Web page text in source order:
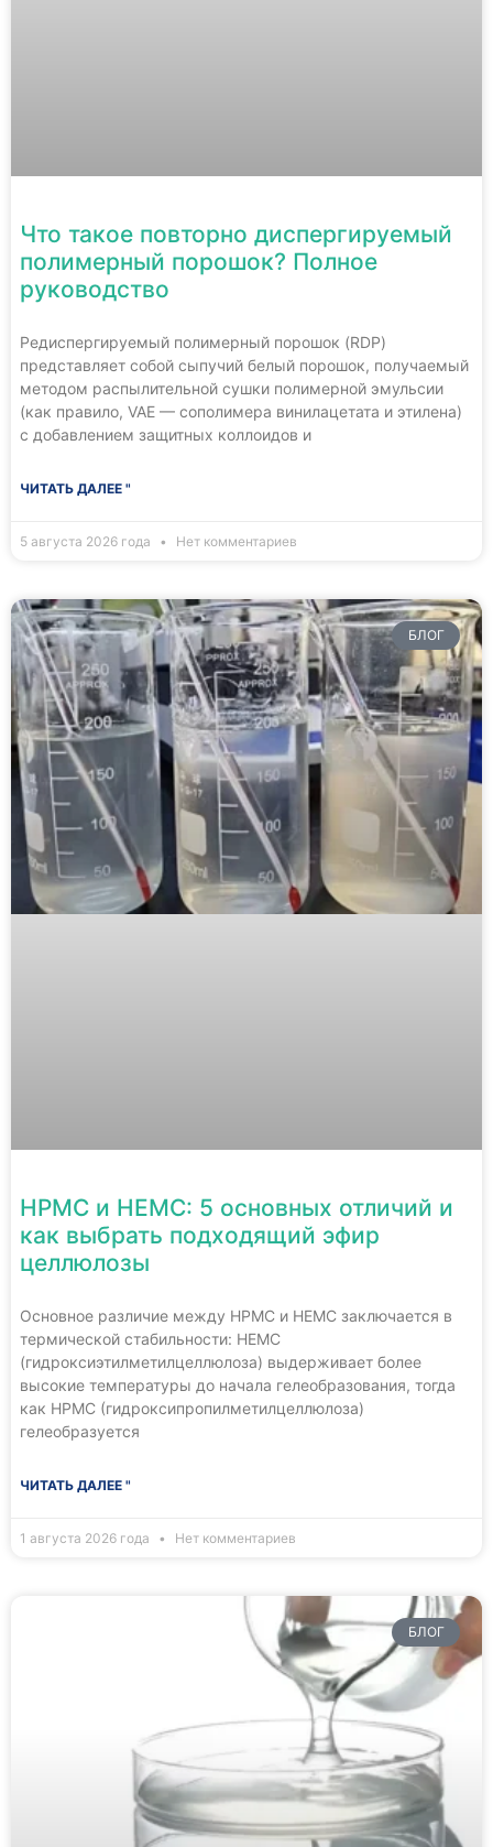
Что такое повторно диспергируемый
полимерный порошок? Полное
руководство
Редиспергируемый полимерный порошок (RDP)
представляет собой сыпучий белый порошок, получаемый
методом распылительной сушки полимерной эмульсии
(как правило, VAE — сополимера винилацетата и этилена)
с добавлением защитных коллоидов и
ЧИТАТЬ ДАЛЕЕ "
5 августа 2026 года Нет комментариев
БЛОГ
HPMC и HEMC: 5 основных отличий и
как выбрать подходящий эфир
целлюлозы
Основное различие между HPMC и HEMC заключается в
термической стабильности: HEMC
(гидроксиэтилметилцеллюлоза) выдерживает более
высокие температуры до начала гелеобразования, тогда
как HPMC (гидроксипропилметилцеллюлоза)
гелеобразуется
ЧИТАТЬ ДАЛЕЕ "
1 августа 2026 года Нет комментариев
БЛОГ